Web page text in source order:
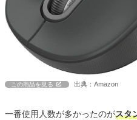
この商品を見る 出典：Amazon
一番使用人数が多かったのがスタ